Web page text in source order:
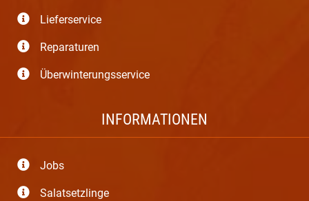
Lieferservice
Reparaturen
Überwinterungsservice
INFORMATIONEN
Jobs
Salatsetzlinge